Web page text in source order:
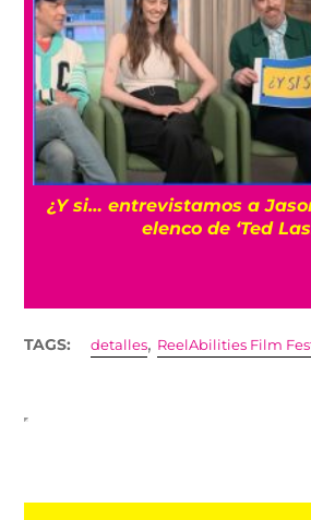
¿Y si… entrevistamos a
elenco de ‘Ted
TAGS: detalles, ReelAbilities Film